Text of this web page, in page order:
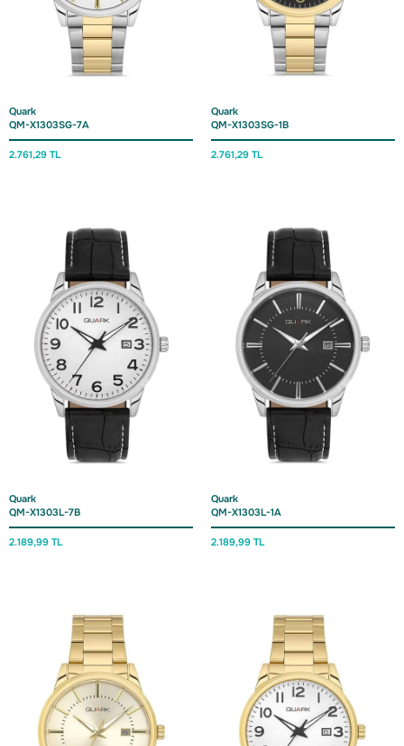
Quark
QM-X1303SG-7A
2.761,29 TL
Quark
QM-X1303SG-1B
2.761,29 TL
Quark
QM-X1303L-7B
2.189,99 TL
Quark
QM-X1303L-1A
2.189,99 TL